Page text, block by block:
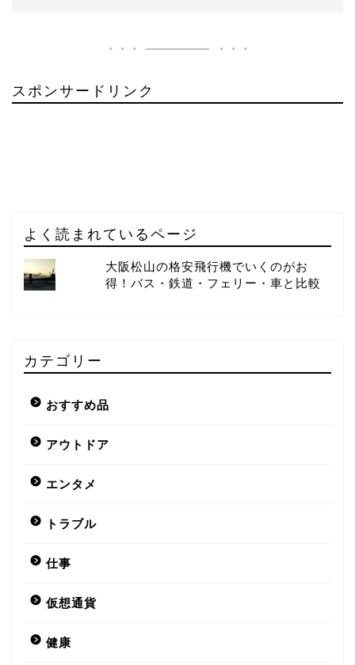
スポンサードリンク
よく読まれているページ
大阪松山の格安飛行機でいくのがお
得！バス・鉄道・フェリー・車と比較
カテゴリー
おすすめ品
アウトドア
エンタメ
トラブル
仕事
仮想通貨
健康